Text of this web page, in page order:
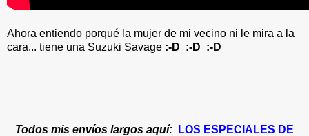
Ahora entiendo porqué la mujer de mi vecino ni le mira a la
cara... tiene una Suzuki Savage :-D :-D :-D
Todos mis envíos largos aquí:
LOS ESPECIALES DE